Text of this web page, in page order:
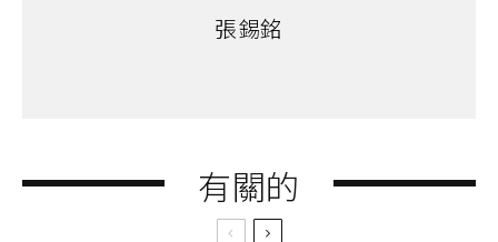
張錫銘
有關的